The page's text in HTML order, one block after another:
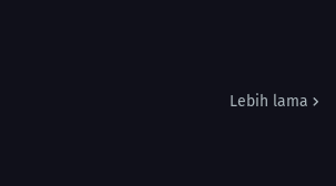
Lebih lama